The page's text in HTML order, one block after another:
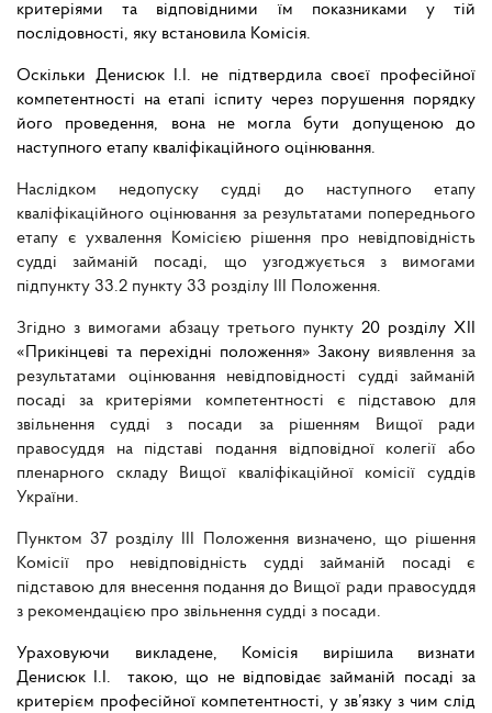
критеріями та відповідними їм показниками у тій
послідовності, яку встановила Комісія.
Оскільки Денисюк І.І. не підтвердила своєї професійної
компетентності на етапі іспиту через порушення порядку
його проведення, вона не могла бути допущеною до
наступного етапу кваліфікаційного оцінювання.
Наслідком недопуску судді до наступного етапу
кваліфікаційного оцінювання за результатами попереднього
етапу є ухвалення Комісією рішення про невідповідність
судді займаній посаді, що узгоджується з вимогами
підпункту 33.2 пункту 33 розділу ІІІ Положення.
Згідно з вимогами абзацу третього пункту 20 розділу ХІІ
«Прикінцеві та перехідні положення» Закону виявлення за
результатами оцінювання невідповідності судді займаній
посаді за критеріями компетентності є підставою для
звільнення судді з посади за рішенням Вищої ради
правосуддя на підставі подання відповідної колегії або
пленарного складу Вищої кваліфікаційної комісії суддів
України.
Пунктом 37 розділу ІІІ Положення визначено, що рішення
Комісії про невідповідність судді займаній посаді є
підставою для внесення подання до Вищої ради правосуддя
з рекомендацією про звільнення судді з посади.
Ураховуючи викладене, Комісія вирішила визнати
Денисюк І.І. такою, що не відповідає займаній посаді за
критерієм професійної компетентності, у зв’язку з чим слід